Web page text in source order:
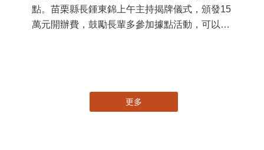
點。苗栗縣長鍾東錦上午主持揭牌儀式，頒發15
萬元開辦費，鼓勵長輩多參加據點活動，可以更
更多